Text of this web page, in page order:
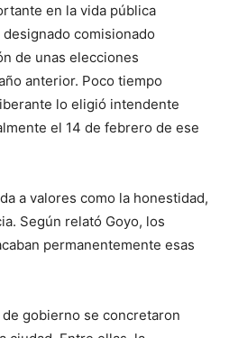
en la vida pública
comisionado
de unas elecciones
anterior. Poco tiempo
lo eligió intendente
el 14 de febrero de ese
a valores como la honestidad,
Según relató Goyo, los
permanentemente esas
gobierno se concretaron